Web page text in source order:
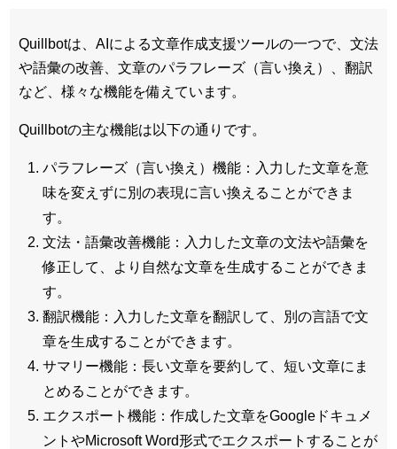
Quillbotは、AIによる文章作成支援ツールの一つで、文法
や語彙の改善、文章のパラフレーズ（言い換え）、翻訳
など、様々な機能を備えています。
Quillbotの主な機能は以下の通りです。
パラフレーズ（言い換え）機能：入力した文章を意
味を変えずに別の表現に言い換えることができま
す。
文法・語彙改善機能：入力した文章の文法や語彙を
修正して、より自然な文章を生成することができま
す。
翻訳機能：入力した文章を翻訳して、別の言語で文
章を生成することができます。
サマリー機能：長い文章を要約して、短い文章にま
とめることができます。
エクスポート機能：作成した文章をGoogleドキュメ
ントやMicrosoft Word形式でエクスポートすることが